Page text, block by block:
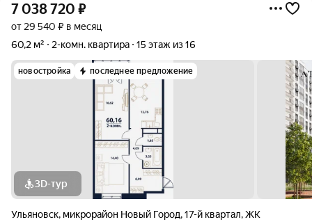
7 038 720 ₽
от 29 540 ₽ в месяц
60,2 м²
2-комн. квартира 15 этаж из 16
новостройка последнее предложение
3D-тур
Ульяновск, микрорайон Новый Город,17-й квартал,ЖК